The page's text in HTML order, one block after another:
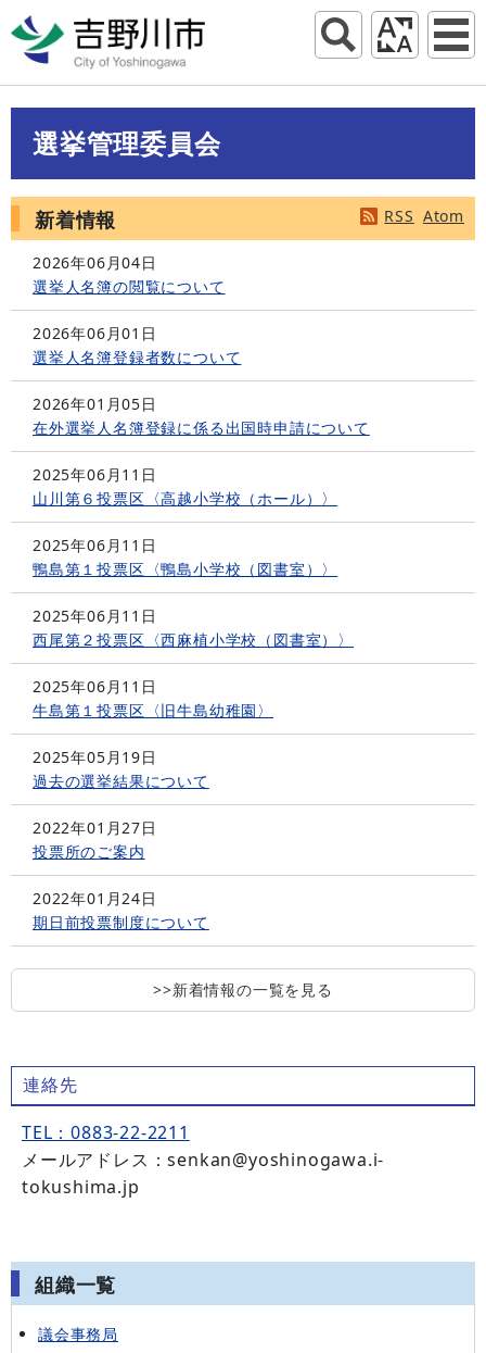
選挙管理委員会
RSS Atom
新着情報
2026年06月04日
選挙人名簿の閲覧について
2026年06月01日
選挙人名簿登録者数について
2026年01月05日
在外選挙人名簿登録に係る出国時申請について
2025年06月11日
山川第６投票区〈高越小学校（ホール）〉
2025年06月11日
鴨島第１投票区〈鴨島小学校（図書室）〉
2025年06月11日
西尾第２投票区〈西麻植小学校（図書室）〉
2025年06月11日
牛島第１投票区〈旧牛島幼稚園〉
2025年05月19日
過去の選挙結果について
2022年01月27日
投票所のご案内
2022年01月24日
期日前投票制度について
>>新着情報の一覧を見る
連絡先
TEL：0883-22-2211
メールアドレス：senkan@yoshinogawa.i-
tokushima.jp
組織一覧
議会事務局